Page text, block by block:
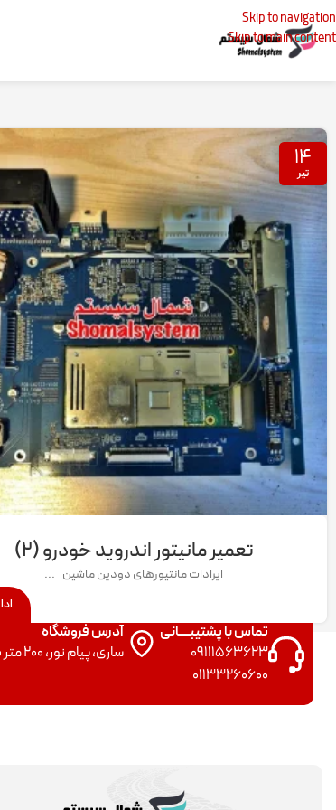
Skip to navigation
Skip to main content
پست‌های برچسب زده شده "تعمیر ضبط و پخش در اصفهان:
۱۴
تیر
تعمیر مانیتور اندروید خودرو (۲)
ایرادات مانتیورهای دودین ماشین ...
تماس با پشتیبــــانی
09111563623
01133260600
آدرس فروشگاه
ساری، پیام نور، 200 متر بعد دانشگاه